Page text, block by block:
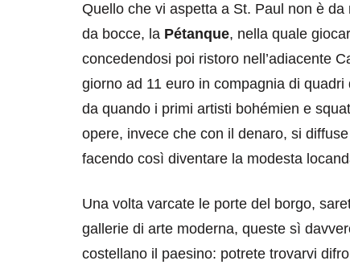
Quello che vi aspetta a St. Paul non è
da bocce, la Pétanque, nella quale
concedendosi poi ristoro nell’adiacente
giorno ad 11 euro in compagnia di quadri
da quando i primi artisti bohémien e
opere, invece che con il denaro, si
facendo così diventare la modesta
Una volta varcate le porte del borgo,
gallerie di arte moderna, queste sì
costellano il paesino: potrete trovarvi